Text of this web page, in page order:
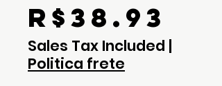
R$38.93
Sales Tax Included |
Politica frete